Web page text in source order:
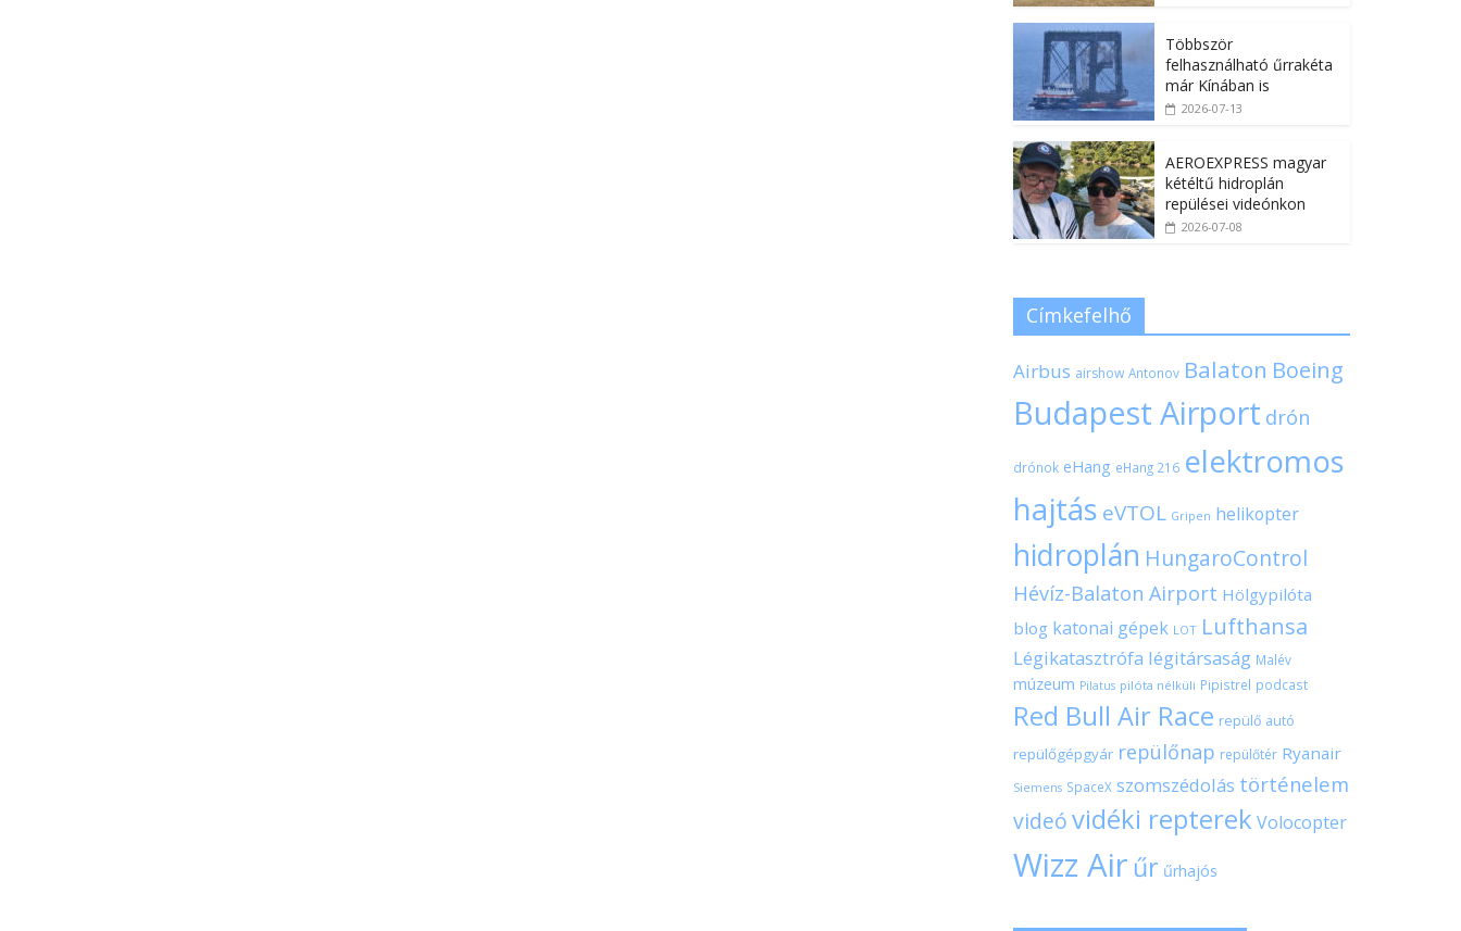
Többször
felhasználható űrrakéta
már Kínában is
2026-07-13
AEROEXPRESS magyar
kétéltű hidroplán
repülései videónkon
2026-07-08
Címkefelhő
Airbus airshow Antonov Balaton Boeing
Budapest Airport drón
drónok eHang eHang 216 elektromos
hajtás eVTOL Gripen helikopter
hidroplán HungaroControl
Hévíz-Balaton Airport Hölgypilóta
blog katonai gépek LOT Lufthansa
Légikatasztrófa légitársaság Malév
múzeum Pilatus pilóta nélküli Pipistrel podcast
Red Bull Air Race repülő autó
repülőgépgyár repülőnap repülőtér Ryanair
Siemens SpaceX szomszédolás történelem
videóvidéki repterek Volocopter
Wizz Air űr űrhajós